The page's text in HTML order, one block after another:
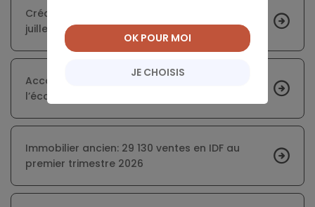
Crédit immo : nouveaux taux d’usure dès le 1er
juillet (3ème trimestre 2026)
Accord États-Unis–Iran : impacts sur
l’économie française
Immobilier ancien: 29 130 ventes en IDF au
premier trimestre 2026
JE CHOISIS
OK POUR MOI